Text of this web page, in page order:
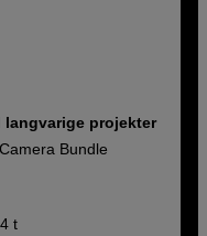
projekter
Bundle
t